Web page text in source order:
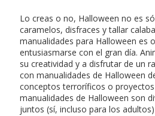
Lo creas o no, Halloween no es
caramelos, disfraces y tallar
manualidades para Halloween es
entusiasmarse con el gran día.
su creatividad y a disfrutar de un
con manualidades de Halloween
conceptos terroríficos o
manualidades de Halloween son
juntos (sí, incluso para los